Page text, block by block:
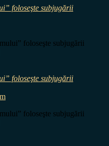
foloseşte subjugării
foloseşte subjugării
foloseşte subjugării
foloseşte subjugării